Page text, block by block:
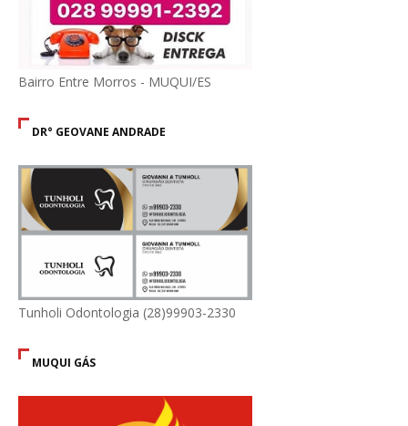
Bairro Entre Morros - MUQUI/ES
DR° GEOVANE ANDRADE
Tunholi Odontologia (28)99903-2330
MUQUI GÁS